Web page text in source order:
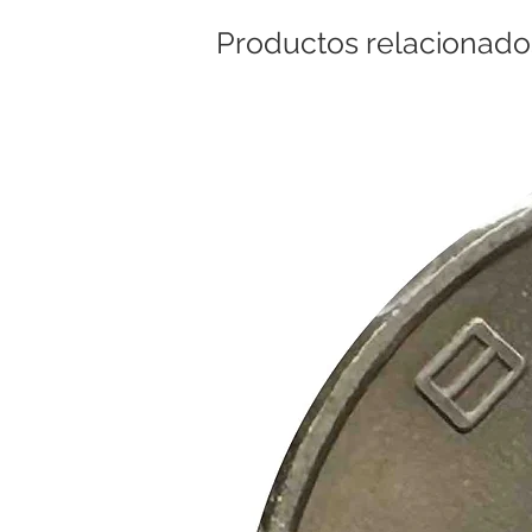
Productos